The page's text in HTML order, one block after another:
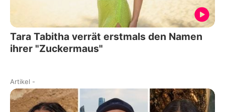
Tara Tabitha verrät erstmals den Namen
ihrer "Zuckermaus"
Artikel -